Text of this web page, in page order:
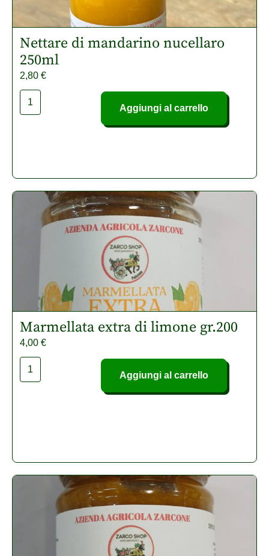
Nettare di mandarino nucellaro
250ml
2,80 €
Aggiungi al carrello
Marmellata extra di limone gr.200
4,00 €
Aggiungi al carrello